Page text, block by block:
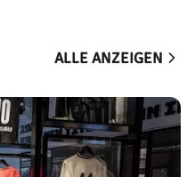
ALLE ANZEIGEN